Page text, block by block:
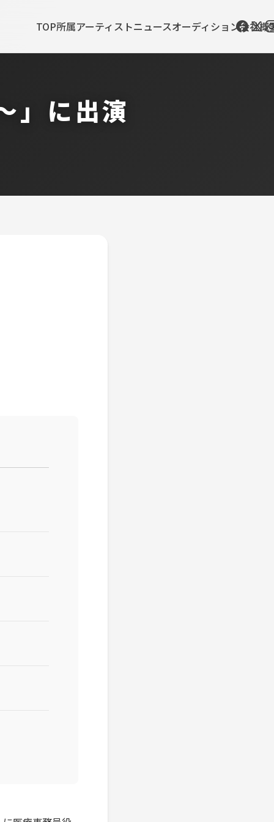
TOP所属アーティストニュースオーディション会社概
」に出演